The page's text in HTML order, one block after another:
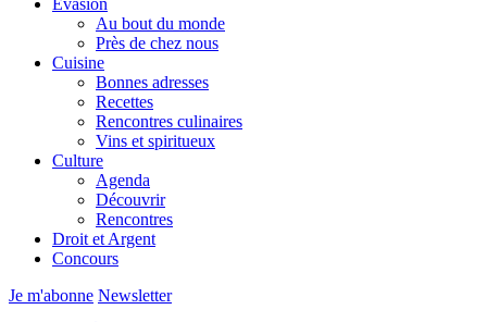
Évasion
Au bout du monde
Près de chez nous
Cuisine
Bonnes adresses
Recettes
Rencontres culinaires
Vins et spiritueux
Culture
Agenda
Découvrir
Rencontres
Droit et Argent
Concours
Je m'abonne Newsletter